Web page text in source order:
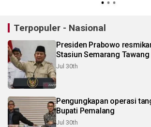
Terpopuler - Nasional
Presiden Prabowo
Stasiun Semarang Tawang
Jul 30th
Pengungkapan operasi
Bupati Pemalang
Jul 30th